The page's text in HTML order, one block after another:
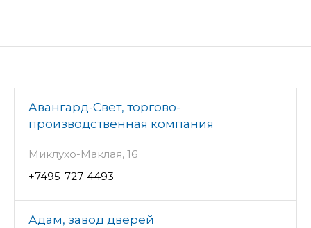
Авангард-Свет, торгово-
производственная компания
Миклухо-Маклая, 16
+7495-727-4493
Адам, завод дверей